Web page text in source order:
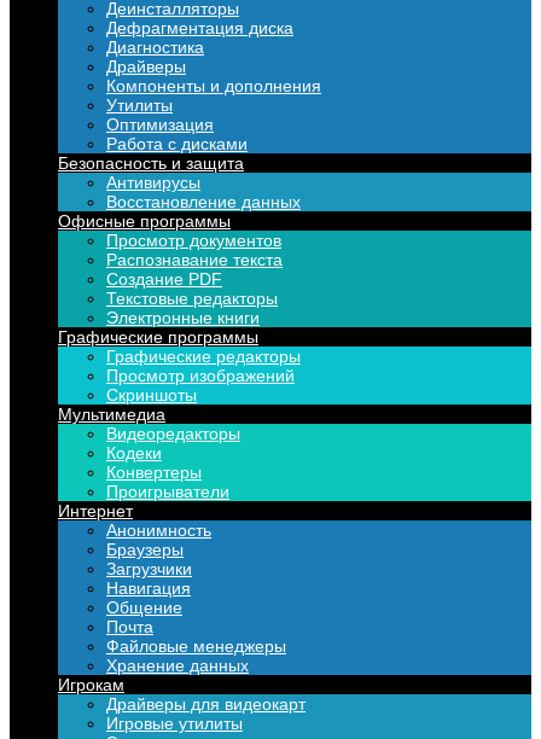
Деинсталляторы
Дефрагментация диска
Диагностика
Драйверы
Компоненты и дополнения
Утилиты
Оптимизация
Работа с дисками
Безопасность и защита
Антивирусы
Восстановление данных
Офисные программы
Просмотр документов
Распознавание текста
Создание PDF
Текстовые редакторы
Электронные книги
Графические программы
Графические редакторы
Просмотр изображений
Скриншоты
Мультимедиа
Видеоредакторы
Кодеки
Конвертеры
Проигрыватели
Интернет
Анонимность
Браузеры
Загрузчики
Навигация
Общение
Почта
Файловые менеджеры
Хранение данных
Игрокам
Драйверы для видеокарт
Игровые утилиты